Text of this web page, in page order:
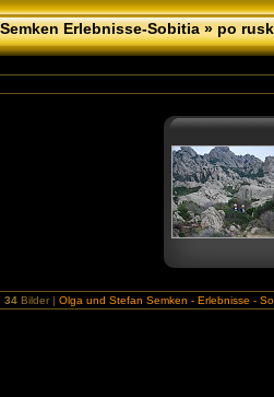
Erlebnisse-Sobitia»po
34Bilder | Olga und Stefan Semken - Erlebnisse -